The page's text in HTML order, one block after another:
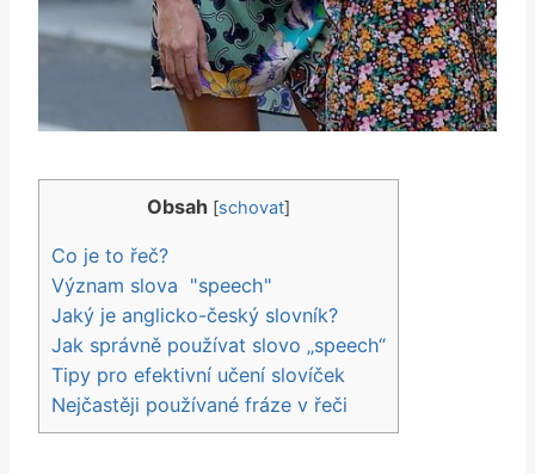
Obsah [schovat]
Co ‍je ⁤to⁣ řeč?
Význam slova ⁣ "speech"
Jaký je anglicko-český⁤ slovník?
Jak správně‌ používat slovo „speech“
Tipy pro efektivní učení slovíček
Nejčastěji používané fráze⁤ v řeči